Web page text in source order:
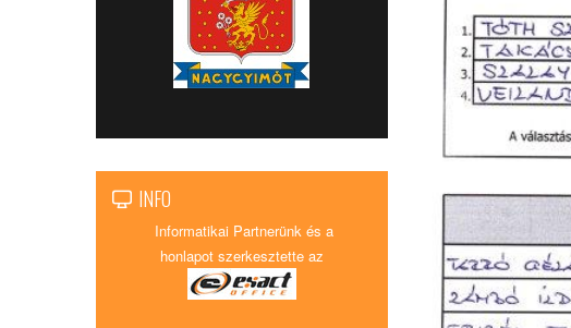
INFO
Informatikai Partnerünk és a
honlapot szerkesztette az